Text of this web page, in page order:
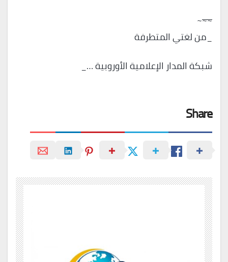
~~
~
_من لغتي المتطرفة
شبكة المدار الإعلامية الأوروبية …_
Share